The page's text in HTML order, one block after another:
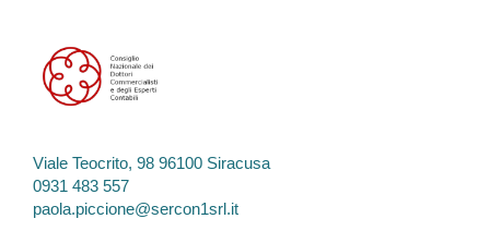
Viale Teocrito, 98 96100 Siracusa
0931 483 557
paola.piccione@sercon1srl.it